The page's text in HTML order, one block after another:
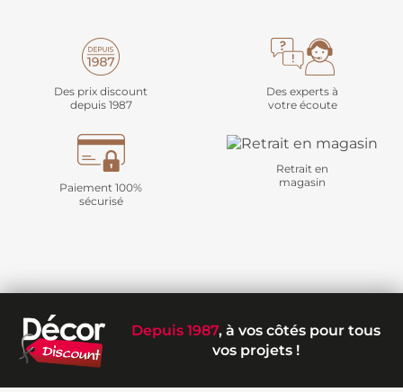
Des prix discount
depuis 1987
Des experts à
votre écoute
Paiement 100%
sécurisé
Retrait en
magasin
Depuis 1987, à vos côtés pour tous
vos projets !